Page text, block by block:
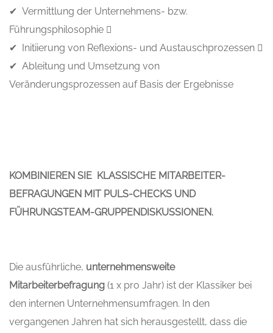
✔ Vermittlung der Unternehmens- bzw.
Führungsphilosophie 
✔ Initiierung von Reflexions- und Austauschprozessen 
✔ Ableitung und Umsetzung von
Veränderungsprozessen auf Basis der Ergebnisse
KOMBINIEREN SIE KLASSISCHE MITARBEITER-
BEFRAGUNGEN MIT PULS-CHECKS UND
FÜHRUNGSTEAM-GRUPPENDISKUSSIONEN.
Die ausführliche, unternehmensweite
Mitarbeiterbefragung (1 x pro Jahr) ist der Klassiker bei
den internen Unternehmensumfragen. In den
vergangenen Jahren hat sich herausgestellt, dass die